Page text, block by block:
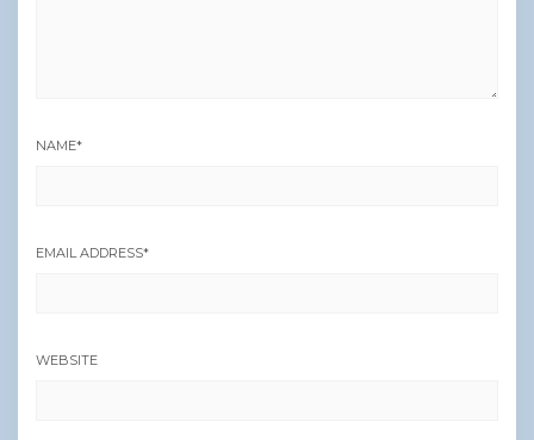
NAME*
EMAIL ADDRESS*
WEBSITE